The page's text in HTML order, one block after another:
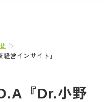
営インサイト』
『Dr.小野